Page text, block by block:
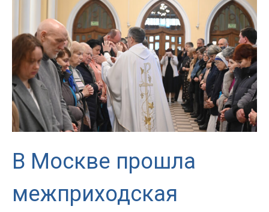
францисканцев
В Москве прошла
межприходская